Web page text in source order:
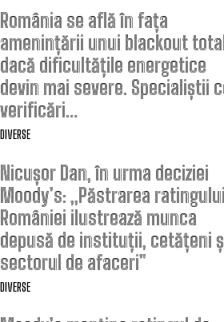
România se află în fața
amenințării unui blackout total
dacă dificultățile energetice
devin mai severe. Specialiștii
verificări…
DIVERSE
Nicușor Dan, în urma deciziei
Moody’s: „Păstrarea ratingului
României ilustrează munca
depusă de instituții, cetățeni
sectorul de afaceri”
DIVERSE